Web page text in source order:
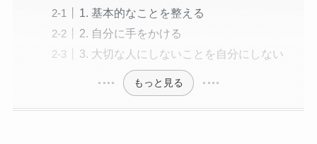
1. 基本的なことを整える
2. 自分に手をかける
3. 大切な人にしないことを自分にしない
もっと見る